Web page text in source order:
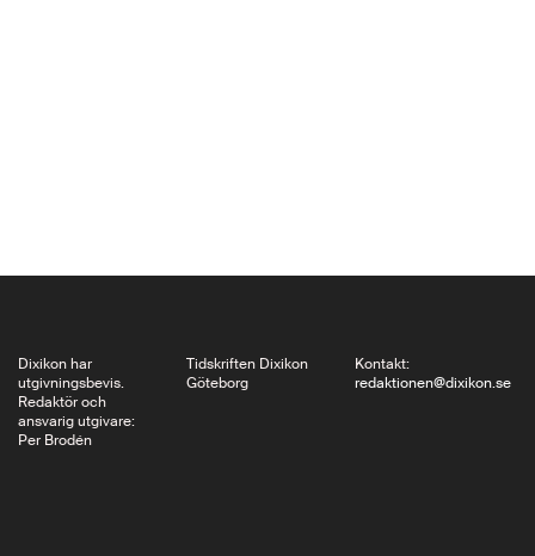
makttillträde den 30
Dixikon har
utgivningsbevis.
Redaktör och
ansvarig utgivare:
Per Brodén
Tidskriften Dixikon
Göteborg
Kontakt:
redaktionen@dixikon.se